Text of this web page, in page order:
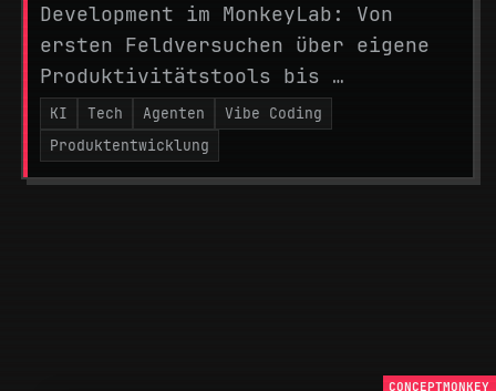
Development im MonkeyLab: Von
ersten Feldversuchen über eigene
Produktivitätstools bis …
KI Tech Agenten
Vibe Coding
Produktentwicklung